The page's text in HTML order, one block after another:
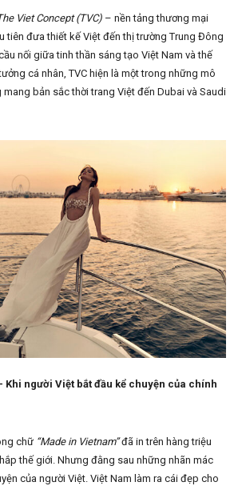
Viet Concept (TVC) – nền tảng thương mại
tiên đưa thiết kế Việt đến thị trường Trung Đông
nối giữa tinh thần sáng tạo Việt Nam và thế
cá nhân, TVC hiện là một trong những mô
mang bản sắc thời trang Việt đến Dubai và Saudi
Khi người Việt bắt đầu kể chuyện của chính
chữ “Made in Vietnam”đã in trên hàng triệu
thế giới. Nhưng đằng sau những nhãn mác
của người Việt. Việt Nam làm ra cái đẹp cho